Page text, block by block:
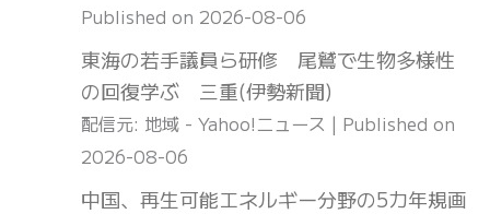
Published on 2026-08-06
東海の若手議員ら研修 尾鷲で生物多様性
の回復学ぶ 三重(伊勢新聞)
配信元: 地域 - Yahoo!ニュース
Published on
2026-08-06
中国、再生可能エネルギー分野の5カ年規画